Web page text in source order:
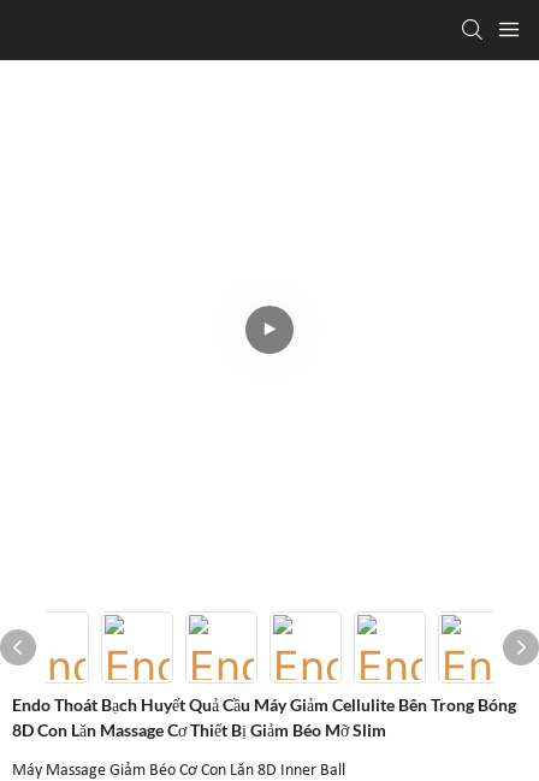
Endo Thoát Bạch Huyết Quả Cầu Máy Giảm Cellulite Bên Trong Bóng
8D Con Lăn Massage Cơ Thiết Bị Giảm Béo Mỡ Slim
Máy Massage Giảm Béo Cơ Con Lăn 8D Inner Ball